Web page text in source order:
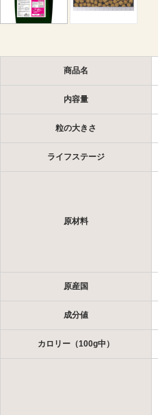
商品名
内容量
粒の大きさ
ライフステージ
原材料
原産国
成分値
カロリー（100g中）